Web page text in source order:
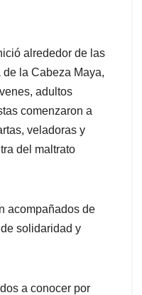
alrededor de las
la Cabeza Maya,
adultos
comenzaron a
veladoras y
del maltrato
acompañados de
solidaridad y
a conocer por